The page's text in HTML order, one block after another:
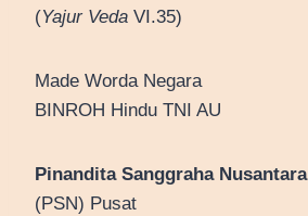
(Yajur Veda VI.35)
Made Worda Negara
BINROH Hindu TNI AU
Pinandita Sanggraha Nusantara
(PSN) Pusat